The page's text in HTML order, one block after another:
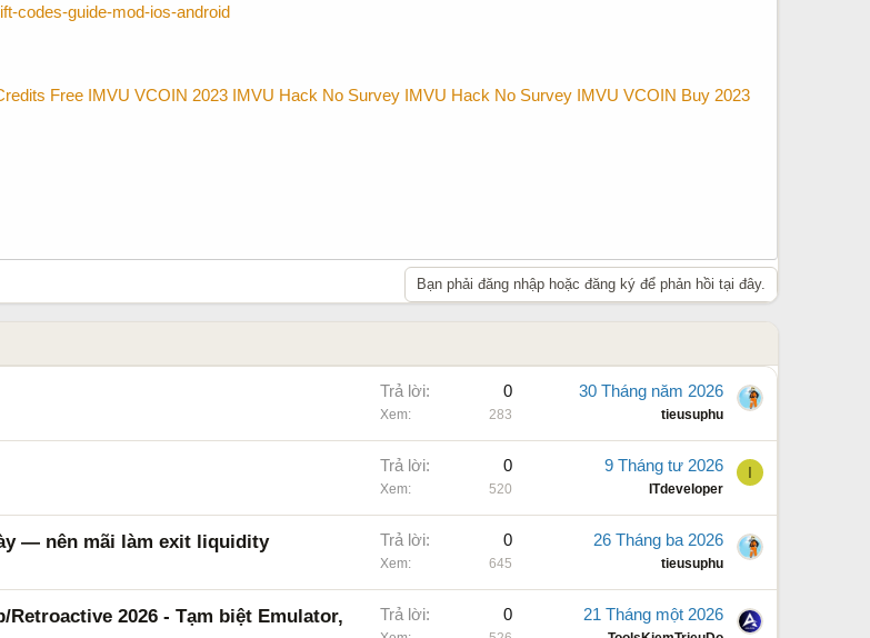
codes-guide-mod-ios-android
Free IMVU VCOIN 2023 IMVU Hack No Survey IMVU Hack No Survey IMVU VCOIN Buy 2023
Bạn phải đăng nhập hoặc đăng ký để phản hồi tại đây.
Trả lời 0
Xem 283
30 Tháng năm 2026
tieusuphu
Trả lời 0
Xem 520
9 Tháng tư 2026
ITdeveloper
I
— nên mãi làm exit liquidity Trả lời 0
Xem 645
26 Tháng ba 2026
tieusuphu
2026 - Tạm biệt Emulator,
Trả lời 0 21 Tháng một 2026